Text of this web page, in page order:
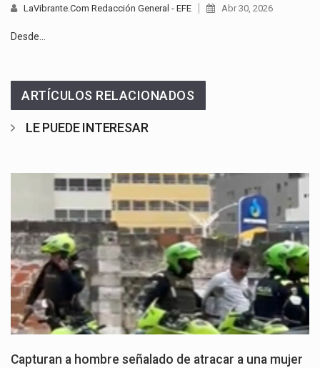
LaVibrante.Com Redacción General - EFE Abr 30, 2026
Desde…
ARTÍCULOS RELACIONADOS
LE PUEDE INTERESAR
Capturan a hombre señalado de atracar a una mujer